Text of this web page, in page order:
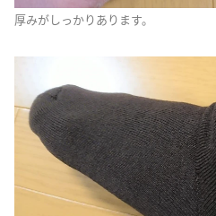
厚みがしっかりあります。